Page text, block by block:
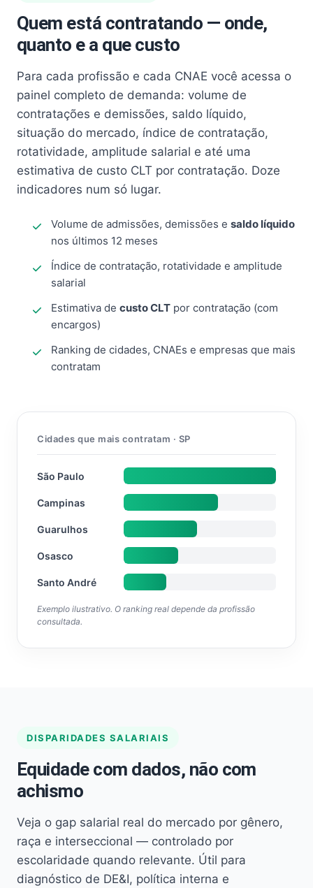
Quem está contratando — onde,
quanto e a que custo
Para cada profissão e cada CNAE você acessa o
painel completo de demanda: volume de
contratações e demissões, saldo líquido,
situação do mercado, índice de contratação,
rotatividade, amplitude salarial e até uma
estimativa de custo CLT por contratação. Doze
indicadores num só lugar.
Volume de admissões, demissões e saldo líquido
nos últimos 12 meses
Índice de contratação, rotatividade e amplitude
salarial
Estimativa de custo CLT por contratação (com
encargos)
Ranking de cidades, CNAEs e empresas que mais
contratam
Cidades que mais contratam · SP
São Paulo
Campinas
Guarulhos
Osasco
Santo André
Exemplo ilustrativo. O ranking real depende da profissão
consultada.
DISPARIDADES SALARIAIS
Equidade com dados, não com
achismo
Veja o gap salarial real do mercado por gênero,
raça e interseccional — controlado por
escolaridade quando relevante. Útil para
diagnóstico de DE&I, política interna e